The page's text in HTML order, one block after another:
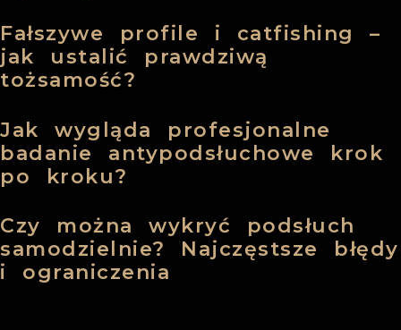
Fałszywe profile i catfishing –
jak ustalić prawdziwą
tożsamość?
Jak wygląda profesjonalne
badanie antypodsłuchowe krok
po kroku?
Czy można wykryć podsłuch
samodzielnie? Najczęstsze błędy
i ograniczenia